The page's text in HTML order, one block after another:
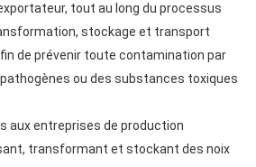
tout au long du processus
stockage et transport
de prévenir toute contamination par
ou des substances toxiques
aux entreprises de production
transformant et stockant des noix